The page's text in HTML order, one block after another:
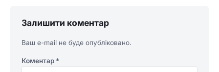
Залишити коментар
Ваш e-mail не буде опубліковано.
Коментар *